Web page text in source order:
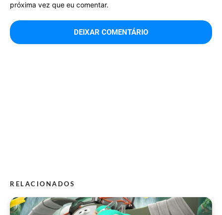
próxima vez que eu comentar.
RELACIONADOS